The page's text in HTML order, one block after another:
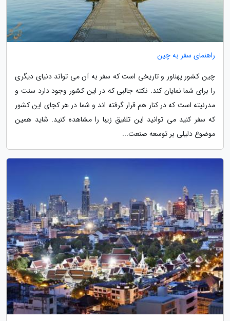
راهنمای سفر به چین
چین کشور پهناور و تاریخی است که سفر به آن می تواند دنیای دیگری
را برای شما نمایان کند. نکته جالبی که در این کشور وجود دارد سنت و
مدرنیته است که در کنار هم قرار گرفته اند و شما در هر کجای این کشور
که سفر کنید می توانید این تلفیق زیبا را مشاهده کنید. شاید همین
موضوع دلیلی بر توسعه صنعت...